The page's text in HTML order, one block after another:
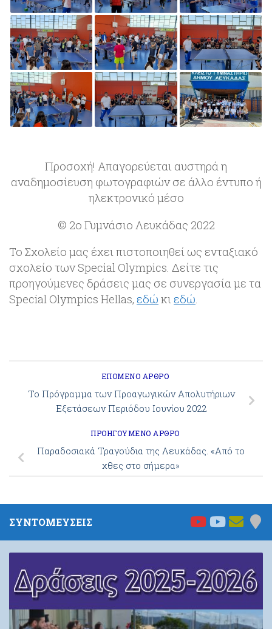
Προσοχή! Απαγορεύεται αυστηρά η
αναδημοσίευση φωτογραφιών σε άλλο έντυπο ή
ηλεκτρονικό μέσο
© 2ο Γυμνάσιο Λευκάδας 2022
Το Σχολείο μας έχει πιστοποιηθεί ως ενταξιακό
σχολείο των Special Olympics. Δείτε τις
προηγούμενες δράσεις μας σε συνεργασία με τα
Special Olympics Hellas, εδώ κι εδώ.
ΕΠΌΜΕΝΟ ΆΡΘΡΟ
Το Πρόγραμμα των Προαγωγικών Απολυτήριων
Εξετάσεων Περιόδου Ιουνίου 2022
ΠΡΟΗΓΟΎΜΕΝΟ ΆΡΘΡΟ
Παραδοσιακά Τραγούδια της Λευκάδας. «Από το
χθες στο σήμερα»
ΣΥΝΤΟΜΕΥΣΕΙΣ